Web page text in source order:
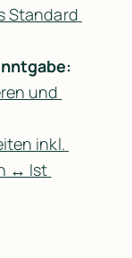
Standard
und
inkl.
↔ Ist